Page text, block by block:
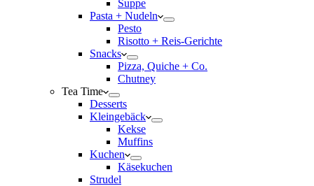
Suppe
Pasta + Nudeln
Pesto
Risotto + Reis-Gerichte
Snacks
Pizza, Quiche + Co.
Chutney
Tea Time
Desserts
Kleingebäck
Kekse
Muffins
Kuchen
Käsekuchen
Strudel